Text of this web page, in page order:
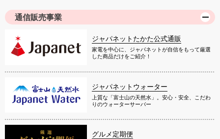
通信販売事業
ジャパネットたかた公式通販
家電を中心に、ジャパネットが自信をもって厳選
した商品だけをご紹介！
ジャパネットウォーター
上質な「富士山の天然水」。安心・安全、こだわ
りのウォーターサーバー
グルメ定期便